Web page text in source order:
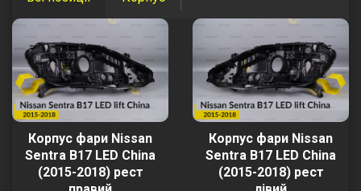
Корпус фари Nissan
Sentra B17 LED China
(2015-2018) рест
Корпус фари Nissan
Sentra B17 LED China
(2015-2018) рест